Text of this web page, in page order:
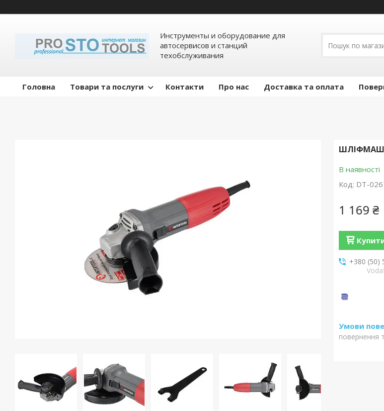
Инструменты и оборудование для
автосервисов и станций
техобслуживания
Головна Товари та послуги Контакти Про нас Доставка та оплата
В наявності
Код: DT-
1 169 ₴
+380 (50)
повернення